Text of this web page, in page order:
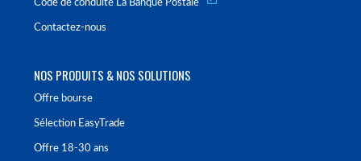
Code de conduite La Banque Postale
Contactez-nous
NOS PRODUITS & NOS SOLUTIONS
Offre bourse
Sélection EasyTrade
Offre 18-30 ans